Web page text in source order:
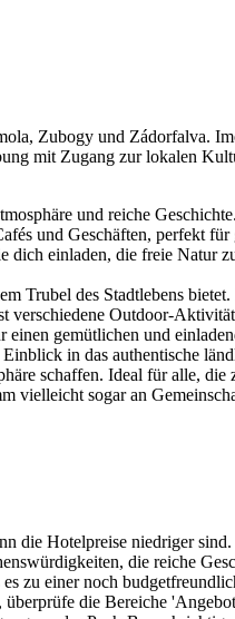
Zubogy und Zádorfalva.
mit Zugang zur lokalen
und reiche
und Geschäften, perfekt
einladen, die freie Natur
Trubel des Stadtlebens
Outdoor-
gemütlichen und
in das authentische
schaffen. Ideal für alle,
sogar an
die Hotelpreise niedriger
die reiche
zu einer noch
die Bereiche